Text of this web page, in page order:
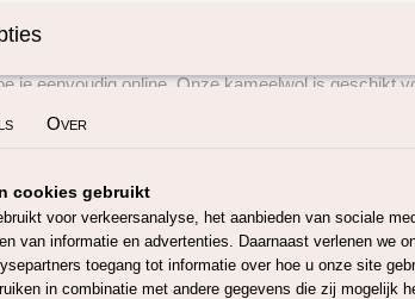
gemaakt van de fijne ondervacht van de
je eenvoudig online. Onze kameelwol is geschikt
en isolerende eigenschappen.
je momenteel:
in verschillende kleuren, waaronder
Over
cookies gebruikt
voor verkeersanalyse, het aanbieden van sociale
van informatie en advertenties. Daarnaast verlenen we
toegang tot informatie over hoe u onze site
in combinatie met andere gegevens die zij mogelijk